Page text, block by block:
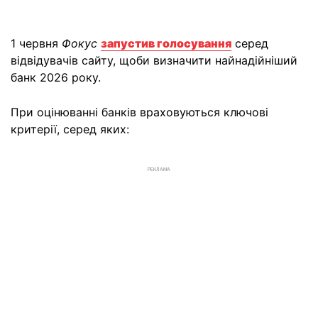
1 червня Фокус запустив голосування серед
відвідувачів сайту, щоби визначити найнадійніший
банк 2026 року.
При оцінюванні банків враховуються ключові
критерії, серед яких:
РЕКЛАМА